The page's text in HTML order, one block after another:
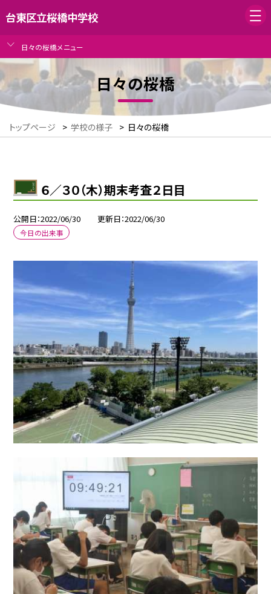
台東区立桜橋中学校
日々の桜橋メニュー
日々の桜橋
トップページ > 学校の様子 > 日々の桜橋
６／３０（木）期末考査２日目
公開日 2022/06/30 更新日 2022/06/30
今日の出来事